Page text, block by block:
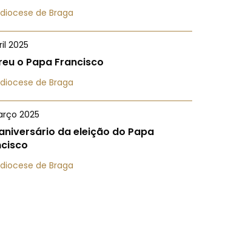
de Braga
2025
o Papa Francisco
de Braga
2025
aniversário da eleição do Papa
de Braga